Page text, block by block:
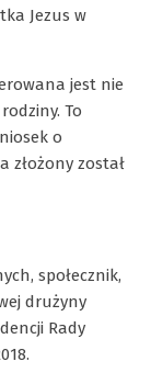
Jezus w
jest nie
To
o
złożony został
społecznik,
drużyny
Rady